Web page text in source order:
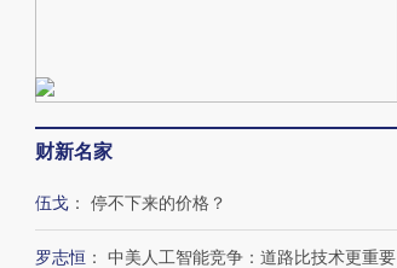
财新名家
伍戈 ： 停不下来的价格？
罗志恒 ： 中美人工智能竞争：道路比技术更重要